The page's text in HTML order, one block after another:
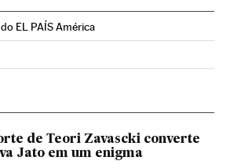
EL PAÍS América
en Instagram
de Teori Zavascki converte
Jato em um enigma